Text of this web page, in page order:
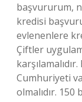
başvururum,
kredisi
evlenenlere
Çiftler
Cumhuriyeti
olmalıdır.